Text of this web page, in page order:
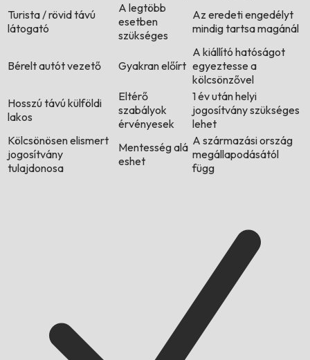
Turista / rövid távú
látogató
A legtöbb
esetben
szükséges
Az eredeti engedélyt
mindig tartsa magánál
Bérelt autót vezető Gyakran előírt
A kiállító hatóságot
egyeztesse a
kölcsönzővel
Hosszú távú külföldi
lakos
Eltérő
szabályok
érvényesek
1 év után helyi
jogosítvány szükséges
lehet
Kölcsönösen elismert
jogosítvány
tulajdonosa
Mentesség alá
eshet
A származási ország
megállapodásától
függ